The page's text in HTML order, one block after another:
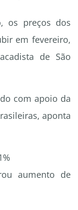
os preços dos
em fevereiro,
de São
com apoio da
aponta
aumento de